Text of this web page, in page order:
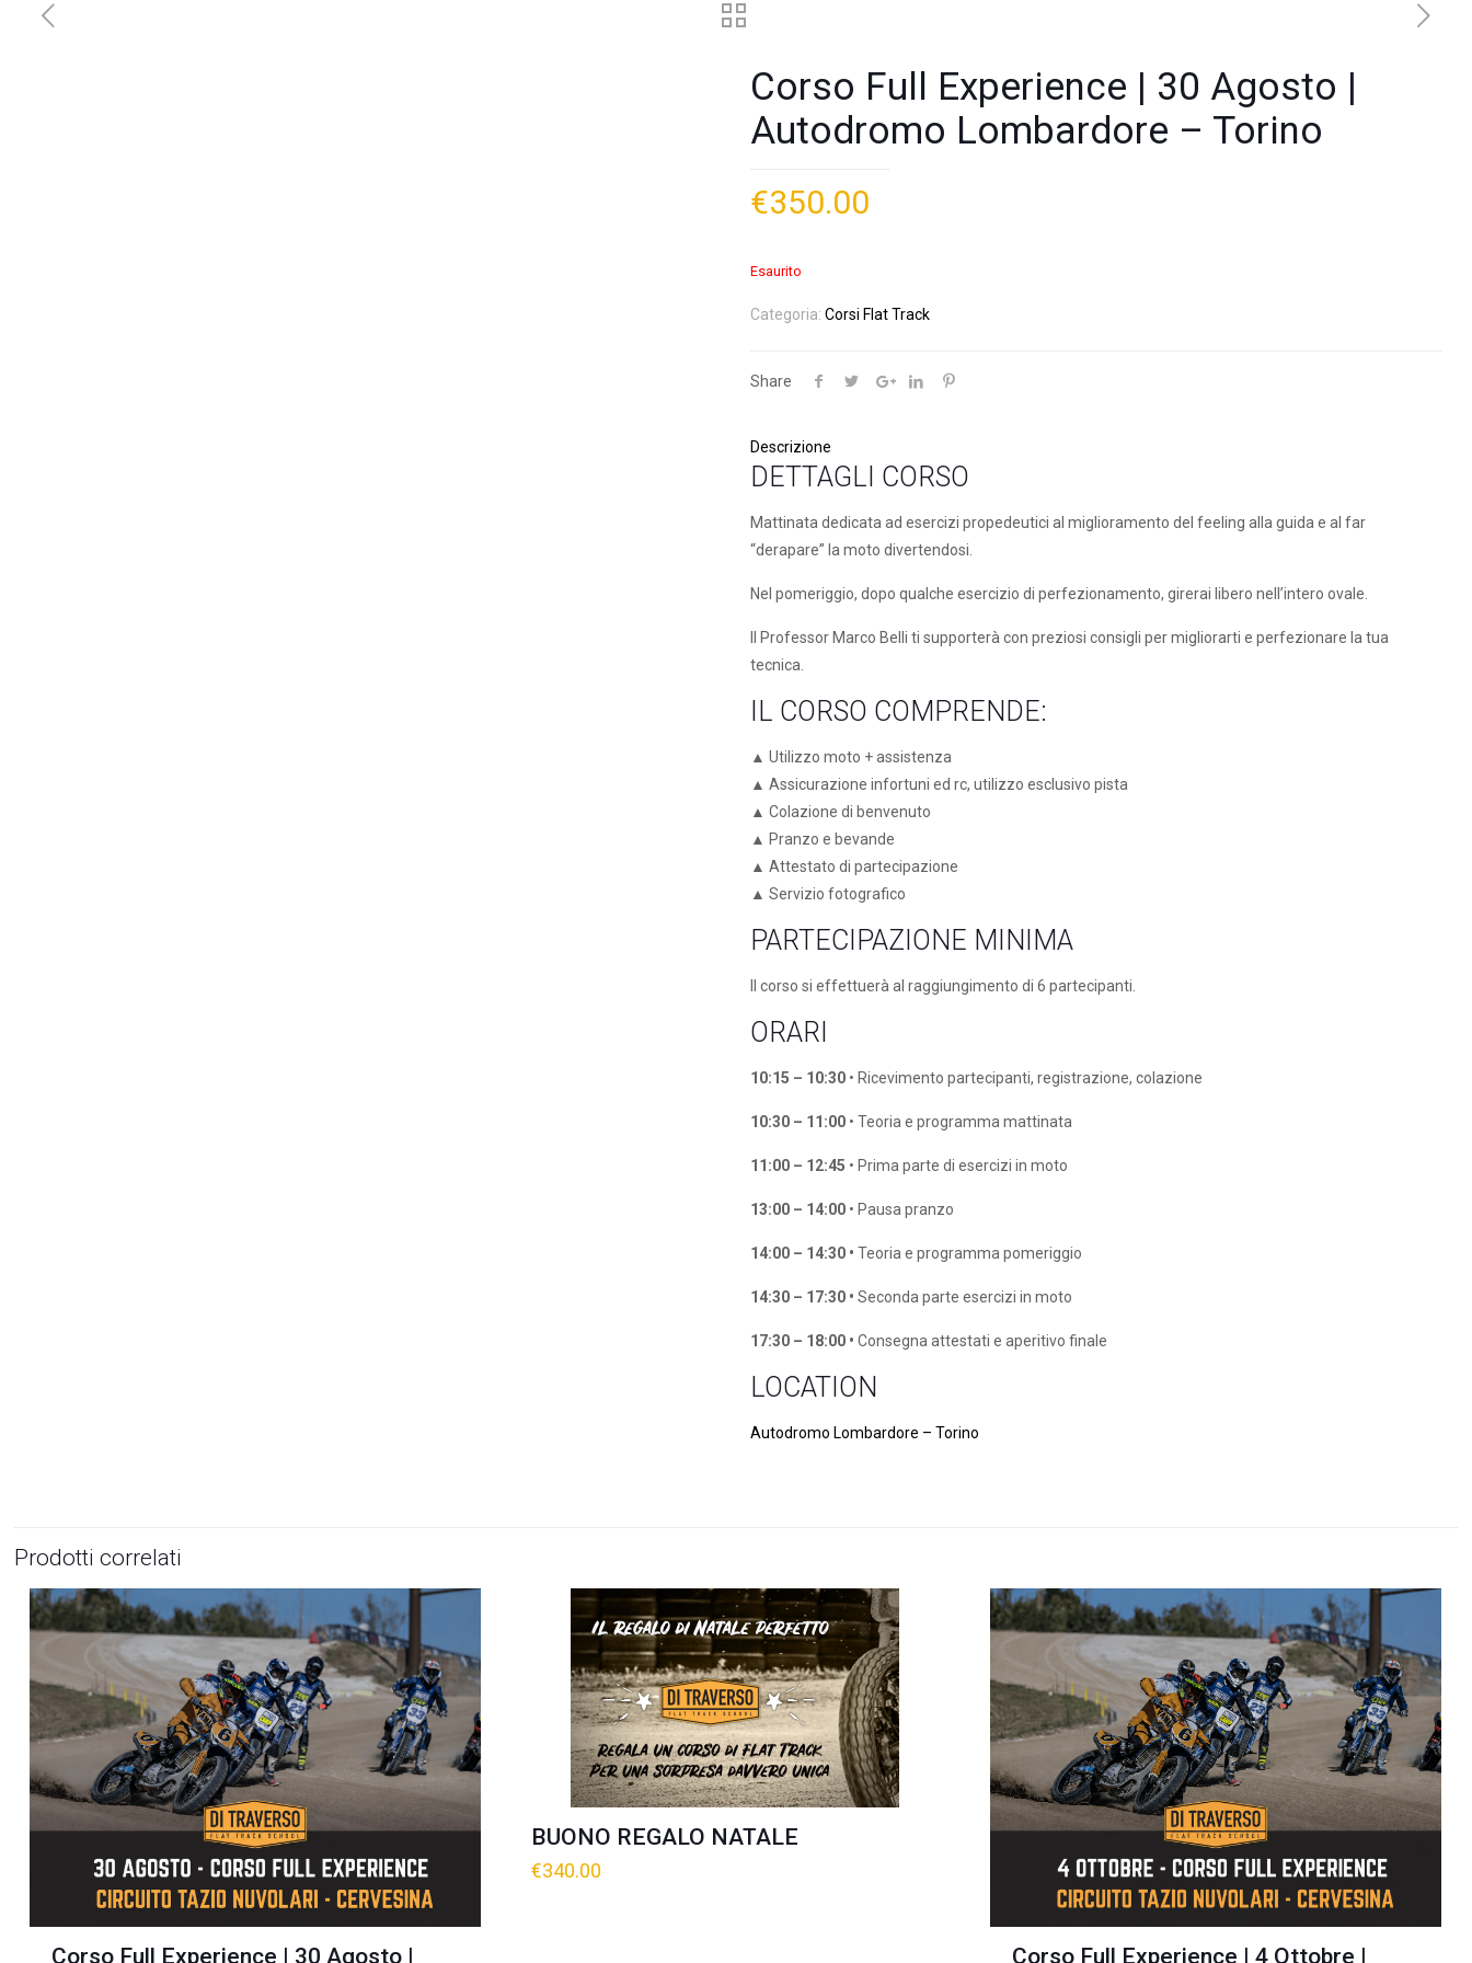
Corso Full Experience | 30 Agosto |
Autodromo Lombardore – Torino
€350.00
Esaurito
Categoria:Corsi Flat Track
Share
Descrizione
DETTAGLI CORSO
Mattinata dedicata ad esercizi propedeutici al miglioramento del feeling alla guida e al far
“derapare” la moto divertendosi.
Nel pomeriggio, dopo qualche esercizio di perfezionamento, girerai libero nell’intero ovale.
Il Professor Marco Belli ti supporterà con preziosi consigli per migliorarti e perfezionare la tua
tecnica.
IL CORSO COMPRENDE:
▲ Utilizzo moto + assistenza
▲ Assicurazione infortuni ed rc, utilizzo esclusivo pista
▲ Colazione di benvenuto
▲ Pranzo e bevande
▲ Attestato di partecipazione
▲ Servizio fotografico
PARTECIPAZIONE MINIMA
Il corso si effettuerà al raggiungimento di 6 partecipanti.
ORARI
10:15 – 10:30 • Ricevimento partecipanti, registrazione, colazione
10:30 – 11:00 • Teoria e programma mattinata
11:00 – 12:45 • Prima parte di esercizi in moto
13:00 – 14:00 • Pausa pranzo
14:00 – 14:30 • Teoria e programma pomeriggio
14:30 – 17:30 • Seconda parte esercizi in moto
17:30 – 18:00 • Consegna attestati e aperitivo finale
LOCATION
Autodromo Lombardore – Torino
Prodotti correlati
Corso Full Experience | 30 Agosto |
BUONO REGALO NATALE
€340.00
Corso Full Experience | 4 Ottobre |